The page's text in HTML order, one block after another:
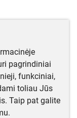
pagrindiniai
funkciniai,
toliau Jūs
Taip pat galite